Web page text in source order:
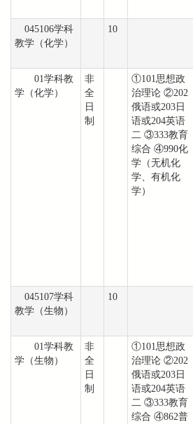
045106学科
教学（化学）
10
01学科教
学（化学）
非
全
日
制
①101思想政
治理论 ②202
俄语或203日
语或204英语
二 ③333教育
综合 ④990化
学（无机化
学、有机化
学）
045107学科
教学（生物）
10
01学科教
学（生物）
非
全
日
制
①101思想政
治理论 ②202
俄语或203日
语或204英语
二 ③333教育
综合 ④862普